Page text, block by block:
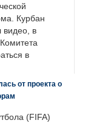
Курбан
видео, в
в
от проекта о
(FIFA)